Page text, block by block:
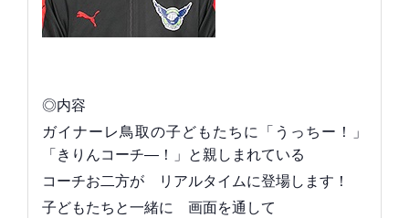
◎内容
ガイナーレ鳥取の子どもたちに「うっちー！」
「きりんコーチ―！」と親しまれている
コーチお二方が リアルタイムに登場します！
子どもたちと一緒に 画面を通して